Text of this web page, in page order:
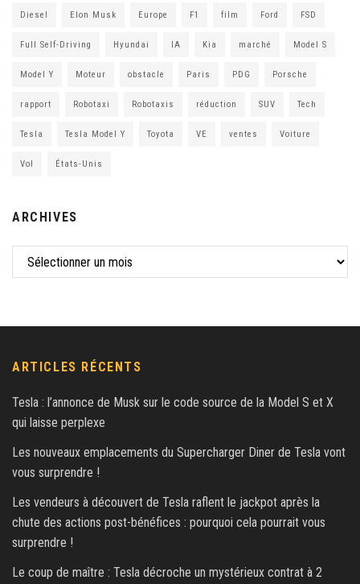
Diesel Elon Musk Europe F1 film Ford FSD
Full Self-Driving Hyundai IA Kia marché Model S
Model Y Moteur obstacle Paris PDG Porsche
rapport Robotaxi Robotaxis réduction SUV Tech
Tesla Tesla Model Y Toyota VE ventes Voiture
Vol États-Unis
ARCHIVES
ARTICLES RÉCENTS
Tesla : l’annonce de Musk sur le code source de la Model S et X
qui laisse perplexe
Les nouveaux emplacements du Supercharger Diner de Tesla vont
vous surprendre !
Les vendeurs à découvert de Tesla raflent le jackpot après la
chute des actions post-bénéfices : pourquoi cela pourrait vous
surprendre !
Le coup de maître : Tesla décroche un mystérieux contrat à 2